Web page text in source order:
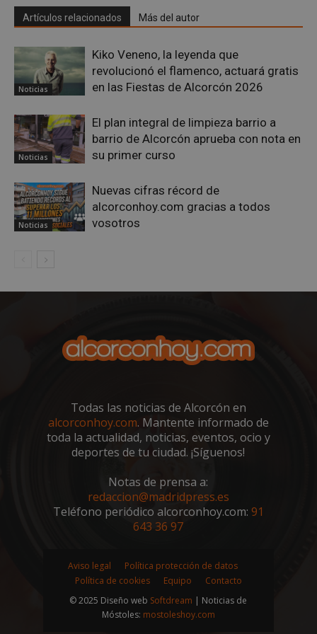
Artículos relacionados Más del autor
Noticias
Kiko Veneno, la leyenda que
revolucionó el flamenco, actuará gratis
en las Fiestas de Alcorcón 2026
Noticias
El plan integral de limpieza barrio a
barrio de Alcorcón aprueba con nota en
su primer curso
Noticias
Nuevas cifras récord de
alcorconhoy.com gracias a todos
vosotros
Todas las noticias de Alcorcón en
alcorconhoy.com. Mantente informado de
toda la actualidad, noticias, eventos, ocio y
deportes de tu ciudad. ¡Síguenos!
Notas de prensa a:
redaccion@madridpress.es
Teléfono periódico alcorconhoy.com: 91
643 36 97
Aviso legal
Política protección de datos
Política de cookies
Equipo
Contacto
© 2025 Diseño web Softdream | Noticias de
Móstoles: mostoleshoy.com
embed.bsky.app
sp_landing
Spotify Inc.
.spotify.com
Privacy Policy